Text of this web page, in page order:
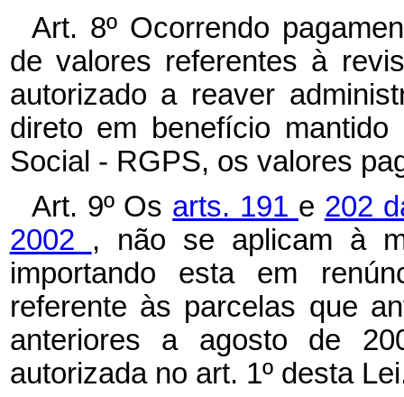
Art. 8º Ocorrendo
de valores referentes à
autorizado a reaver
direto em benefício
Social - RGPS, os valores
Art. 9º Os arts. 191 e 202
2002 , não se aplicam à
importando esta em
referente às parcelas que
anteriores a agosto de
autorizada no art. 1º desta